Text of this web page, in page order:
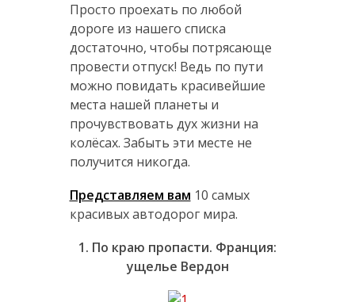
Просто проехать по любой
дороге из нашего списка
достаточно, чтобы потрясающе
провести отпуск! Ведь по пути
можно повидать красивейшие
места нашей планеты и
прочувствовать дух жизни на
колёсах. Забыть эти месте не
получится никогда.
Представляем вам 10 самых
красивых автодорог мира.
1. По краю пропасти. Франция:
ущелье Вердон